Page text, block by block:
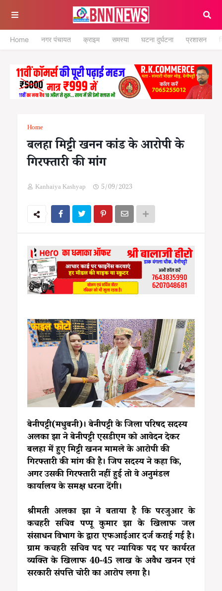
Home नगर पंचायत क्राइम समस्या घटना दुर्घटना प्रशासन
Home
बलहा मिट्टी खनन कांड के आरोपी के
गिरफ्तारी की मांग
Kanhaiya Kashyap 5/09/2023
बेनीपट्टी(मधुबनी)। बेनीपट्टी के जिला परिषद सदस्य
अलका झा ने बेनीपट्टी एसडीएम को आवेदन देकर
बलहा में हुए मिट्टी खनन मामले के आरोपी की
गिरफ्तारी की मांग की है। जिप सदस्य ने कहा कि,
अगर उसकी गिरफ्तारी नहीं हुई तो वे अनुमंडल
कार्यालय के समक्ष धरना देंगी।
श्रीमती अलका झा ने बताया है कि परजुआर के
कचहरी सचिव पप्पू कुमार झा के खिलाफ जल
संसाधन विभाग के द्वारा एफआईआर दर्ज कराई गई है।
ग्राम कचहरी सचिव पद पर न्यायिक पद पर कार्यरत
व्यक्ति के खिलाफ 40-45 लाख के अवैध खनन एवं
सरकारी संपत्ति चोरी का आरोप लगा है।